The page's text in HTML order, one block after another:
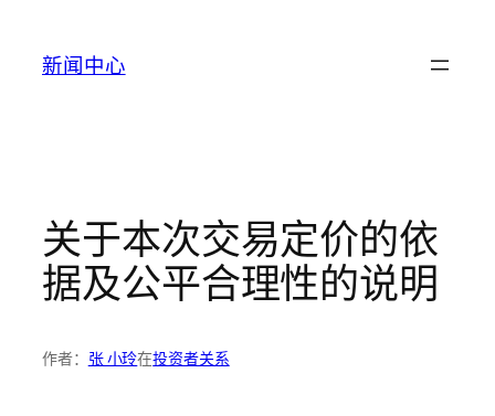
新闻中心
关于本次交易定价的依
据及公平合理性的说明
作者： 张 小玲在投资者关系